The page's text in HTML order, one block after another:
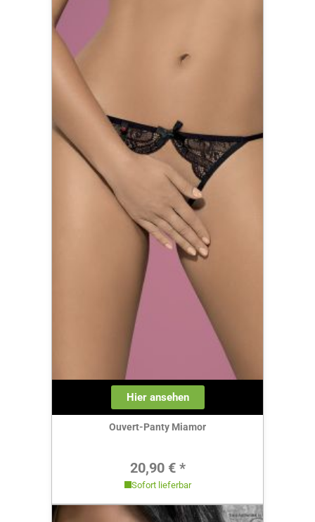
Hier ansehen
Ouvert-Panty Miamor
Regulärer Preis:
20,90 € *
Sofort lieferbar